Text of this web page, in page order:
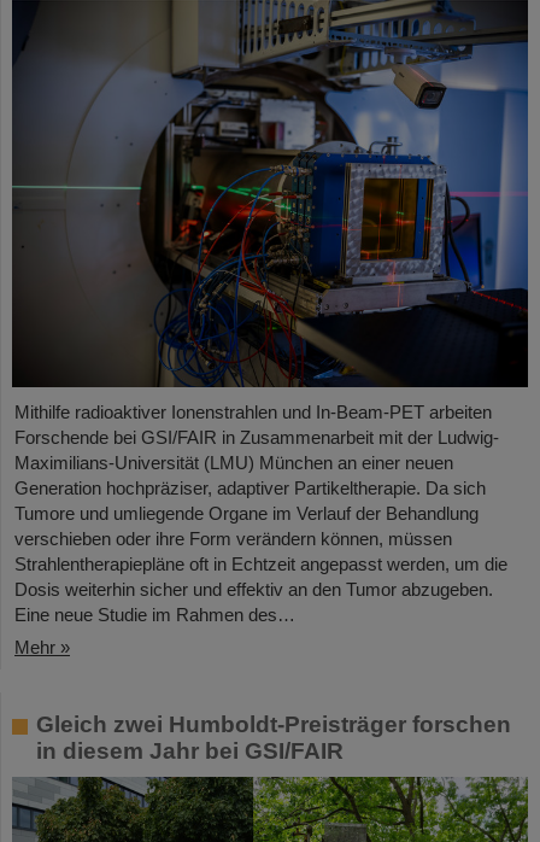
Mithilfe radioaktiver Ionenstrahlen und In-Beam-PET arbeiten
Forschende bei GSI/FAIR in Zusammenarbeit mit der Ludwig-
Maximilians-Universität (LMU) München an einer neuen
Generation hochpräziser, adaptiver Partikeltherapie. Da sich
Tumore und umliegende Organe im Verlauf der Behandlung
verschieben oder ihre Form verändern können, müssen
Strahlentherapiepläne oft in Echtzeit angepasst werden, um die
Dosis weiterhin sicher und effektiv an den Tumor abzugeben.
Eine neue Studie im Rahmen des…
Mehr »
Gleich zwei Humboldt-Preisträger forschen
in diesem Jahr bei GSI/FAIR